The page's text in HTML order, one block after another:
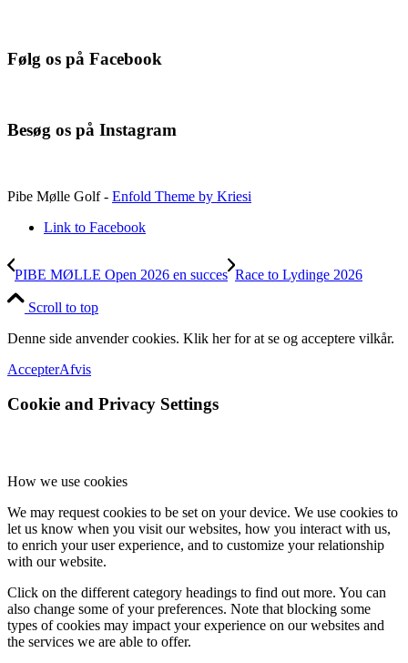
Følg os på Facebook
Besøg os på Instagram
Pibe Mølle Golf - Enfold Theme by Kriesi
Link to Facebook
PIBE MØLLE Open 2026 en succes Race to Lydinge 2026
Scroll to top
Denne side anvender cookies. Klik her for at se og acceptere vilkår.
AccepterAfvis
Cookie and Privacy Settings
How we use cookies
We may request cookies to be set on your device. We use cookies to
let us know when you visit our websites, how you interact with us,
to enrich your user experience, and to customize your relationship
with our website.
Click on the different category headings to find out more. You can
also change some of your preferences. Note that blocking some
types of cookies may impact your experience on our websites and
the services we are able to offer.